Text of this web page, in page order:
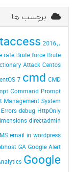
برچسب ها
.htaccess2016٬ دانلود
rate Brute force Brute
Attack Centos
7 cmd CMD چیست
Command Prompt چیست
Management System
debug HttpOnly
directadmin
email in wordpress
GA Google Alert
Google